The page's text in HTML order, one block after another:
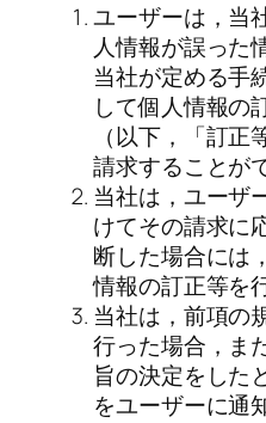
ユーザーは，当
人情報が誤った
当社が定める手
して個人情報の
（以下，「訂
請求することが
当社は，ユーザ
けてその請求に
断した場合には
情報の訂正等を
当社は，前項の
行った場合，ま
旨の決定をした
をユーザーに通